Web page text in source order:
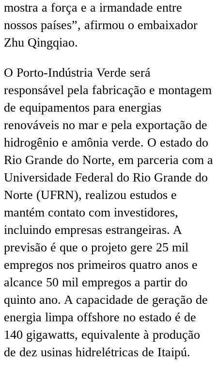
mostra a força e a irmandade entre
nossos países”, afirmou o embaixador
Zhu Qingqiao.
O Porto-Indústria Verde será
responsável pela fabricação e montagem
de equipamentos para energias
renováveis no mar e pela exportação de
hidrogênio e amônia verde. O estado do
Rio Grande do Norte, em parceria com a
Universidade Federal do Rio Grande do
Norte (UFRN), realizou estudos e
mantém contato com investidores,
incluindo empresas estrangeiras. A
previsão é que o projeto gere 25 mil
empregos nos primeiros quatro anos e
alcance 50 mil empregos a partir do
quinto ano. A capacidade de geração de
energia limpa offshore no estado é de
140 gigawatts, equivalente à produção
de dez usinas hidrelétricas de Itaipú.